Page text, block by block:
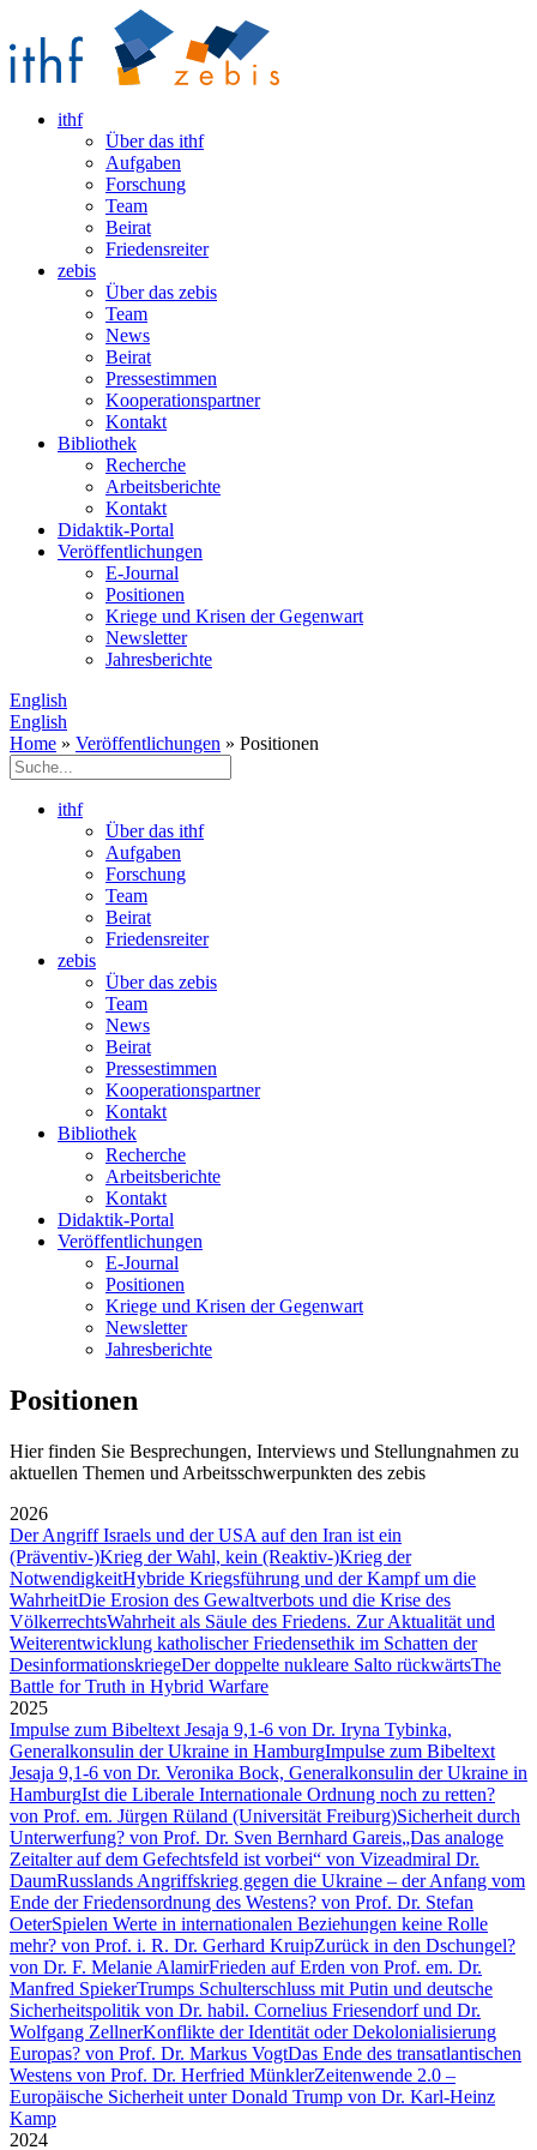
ithf
Über das ithf
Aufgaben
Forschung
Team
Beirat
Friedensreiter
zebis
Über das zebis
Team
News
Beirat
Pressestimmen
Kooperationspartner
Kontakt
Bibliothek
Recherche
Arbeitsberichte
Kontakt
Didaktik-Portal
Veröffentlichungen
E­-Journal
Positionen
Kriege und Krisen der Gegenwart
Newsletter
Jahresberichte
English
English
Home » Veröffentlichungen » Positionen
ithf
Über das ithf
Aufgaben
Forschung
Team
Beirat
Friedensreiter
zebis
Über das zebis
Team
News
Beirat
Pressestimmen
Kooperationspartner
Kontakt
Bibliothek
Recherche
Arbeitsberichte
Kontakt
Didaktik-Portal
Veröffentlichungen
E­-Journal
Positionen
Kriege und Krisen der Gegenwart
Newsletter
Jahresberichte
Positionen
Hier finden Sie Besprechungen, Interviews und Stellungnahmen zu
aktuellen Themen und Arbeitsschwerpunkten des zebis
2026
Der Angriff Israels und der USA auf den Iran ist ein
(Präventiv-)Krieg der Wahl, kein (Reaktiv-)Krieg der
NotwendigkeitHybride Kriegsführung und der Kampf um die
WahrheitDie Erosion des Gewaltverbots und die Krise des
VölkerrechtsWahrheit als Säule des Friedens. Zur Aktualität und
Weiterentwicklung katholischer Friedensethik im Schatten der
DesinformationskriegeDer doppelte nukleare Salto rückwärtsThe
Battle for Truth in Hybrid Warfare
2025
Impulse zum Bibeltext Jesaja 9,1-6 von Dr. Iryna Tybinka,
Generalkonsulin der Ukraine in HamburgImpulse zum Bibeltext
Jesaja 9,1-6 von Dr. Veronika Bock, Generalkonsulin der Ukraine in
HamburgIst die Liberale Internationale Ordnung noch zu retten?
von Prof. em. Jürgen Rüland (Universität Freiburg)Sicherheit durch
Unterwerfung? von Prof. Dr. Sven Bernhard Gareis„Das analoge
Zeitalter auf dem Gefechtsfeld ist vorbei“ von Vizeadmiral Dr.
DaumRusslands Angriffskrieg gegen die Ukraine – der Anfang vom
Ende der Friedensordnung des Westens? von Prof. Dr. Stefan
OeterSpielen Werte in internationalen Beziehungen keine Rolle
mehr? von Prof. i. R. Dr. Gerhard KruipZurück in den Dschungel?
von Dr. F. Melanie AlamirFrieden auf Erden von Prof. em. Dr.
Manfred SpiekerTrumps Schulterschluss mit Putin und deutsche
Sicherheitspolitik von Dr. habil. Cornelius Friesendorf und Dr.
Wolfgang ZellnerKonflikte der Identität oder Dekolonialisierung
Europas? von Prof. Dr. Markus VogtDas Ende des transatlantischen
Westens von Prof. Dr. Herfried MünklerZeitenwende 2.0 –
Europäische Sicherheit unter Donald Trump von Dr. Karl-Heinz
Kamp
2024